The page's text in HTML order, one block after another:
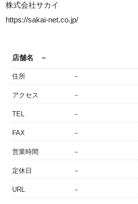
株式会社サカイ
https://sakai-net.co.jp/
店舗名 －
住所 －
アクセス －
TEL －
FAX －
営業時間 －
定休日 －
URL －